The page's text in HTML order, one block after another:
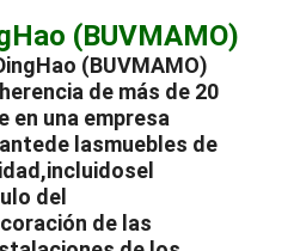
(BUVMAMO)
(BUVMAMO)
de más de 20
en una empresa
de lasmuebles de
incluidosel
del
de las